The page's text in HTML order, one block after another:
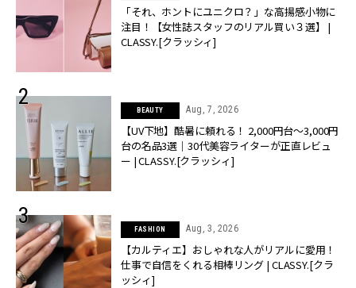
「それ、ホントにユニクロ？」な高揚感小物に
注目！【女性誌スタッフのリアル買い３選】 |
CLASSY.[クラッシィ]
BEAUTY Aug, 7, 2026
【UV下地】酷暑に頼れる！ 2,000円台〜3,000円
台の名品3選｜30代美容ライターが正直レビュ
ー | CLASSY.[クラッシィ]
FASHION Aug, 3, 2026
【カルティエ】おしゃれな人がリアルに愛用！
仕事で自信をくれる相棒リング | CLASSY.[クラ
ッシィ]